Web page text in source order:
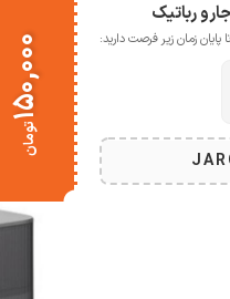
رباتیک
زمان زیر فرصت دارید: ۱۵۰,۰۰۰
تومان
خانه جارو رباتیک
انتخاب دسته بندی
روبوراک جارورباتیک Roborock Q8max plus